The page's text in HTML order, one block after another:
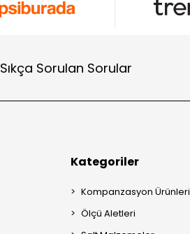
Sıkça Sorulan Sorular
Kategoriler
Kompanzasyon Ürünleri
Ölçü Aletleri